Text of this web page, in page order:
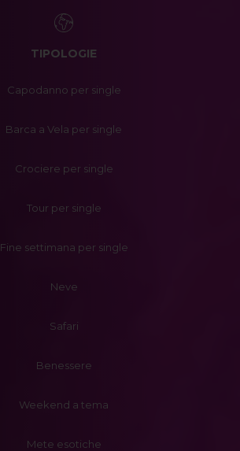
TIPOLOGIE
Capodanno per single
Barca a Vela per single
Crociere per single
Tour per single
Fine settimana per single
Neve
Safari
Benessere
Weekend a tema
Mete esotiche